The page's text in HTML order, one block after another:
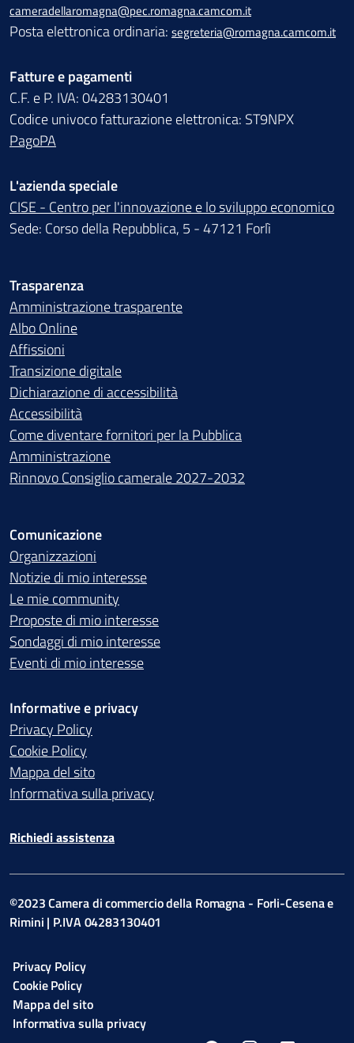
cameradellaromagna@pec.romagna.camcom.it
Posta elettronica ordinaria: segreteria@romagna.camcom.it
Fatture e pagamenti
C.F. e P. IVA: 04283130401
Codice univoco fatturazione elettronica: ST9NPX
PagoPA
L'azienda speciale
CISE - Centro per l'innovazione e lo sviluppo economico
Sede: Corso della Repubblica, 5 - 47121 Forlì
Trasparenza
Amministrazione trasparente
Albo Online
Affissioni
Transizione digitale
Dichiarazione di accessibilità
Accessibilità
Come diventare fornitori per la Pubblica
Amministrazione
Rinnovo Consiglio camerale 2027-2032
Comunicazione
Organizzazioni
Notizie di mio interesse
Le mie community
Proposte di mio interesse
Sondaggi di mio interesse
Eventi di mio interesse
Informative e privacy
Privacy Policy
Cookie Policy
Mappa del sito
Informativa sulla privacy
Richiedi assistenza
©2023 Camera di commercio della Romagna - Forli-Cesena e
Rimini | P.IVA 04283130401
Privacy Policy
Cookie Policy
Mappa del sito
Informativa sulla privacy